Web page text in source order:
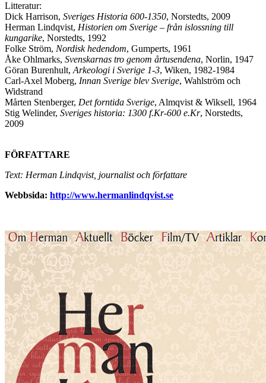
Litteratur:
Dick Harrison, Sveriges Historia 600-1350, Norstedts, 2009
Herman Lindqvist, Historien om Sverige – från islossning till
kungarike, Norstedts, 1992
Folke Ström, Nordisk hedendom, Gumperts, 1961
Åke Ohlmarks, Svenskarnas tro genom årtusendena, Norlin, 1947
Göran Burenhult, Arkeologi i Sverige 1-3, Wiken, 1982-1984
Carl-Axel Moberg, Innan Sverige blev Sverige, Wahlström och
Widstrand
Mårten Stenberger, Det forntida Sverige, Almqvist & Wiksell, 1964
Stig Welinder, Sveriges historia: 1300 f.Kr-600 e.Kr, Norstedts,
2009
FÖRFATTARE
Text: Herman Lindqvist, journalist och författare
Webbsida: http://www.hermanlindqvist.se